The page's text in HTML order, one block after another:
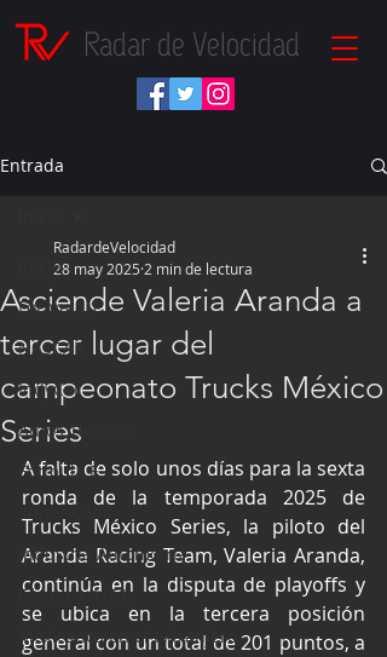
Radar de Velocidad
Entrada
Inicio
Fórmula 1
NASCAR
IndyCar
Autos Turismo
Fórmula E
Súper Copa
Industria Automotriz
Fórmula 4 (F4)
Mexicanos en el extranjero
Asciende Valeria Aranda a
tercer lugar del
campeonato Trucks México
Series
RadardeVelocidad
28 may 2025 2 min de lectura
A falta de solo unos días para la sexta
ronda de la temporada 2025 de
Trucks México Series, la piloto del
Aranda Racing Team, Valeria Aranda,
continúa en la disputa de playoffs y
se ubica en la tercera posición
general con un total de 201 puntos, a